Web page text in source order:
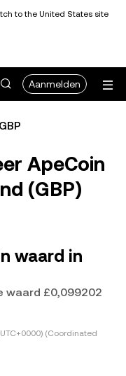
to the United States site
Aanmelden
ApeCoin
(GBP)
waard in
waard £0,099202
(Coordinated